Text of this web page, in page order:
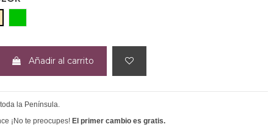
Añadir al carrito
la Península.
¡No te preocupes! El primer cambio es gratis.